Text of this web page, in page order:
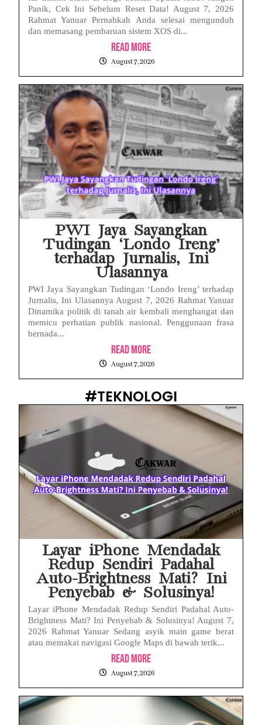
Panik, Cek Ini Sebelum Reset Data! August 7, 2026
Rahmat Yanuar Pernahkah Anda selesai mengunduh
dan memasang pembaruan sistem XOS di...
Read More
August 7, 2026
PWI Jaya Sayangkan
Tudingan ‘Londo Ireng’
terhadap Jurnalis, Ini
Ulasannya
PWI Jaya Sayangkan Tudingan ‘Londo Ireng’ terhadap
Jurnalis, Ini Ulasannya August 7, 2026 Rahmat Yanuar
Dinamika politik di tanah air kembali menghangat dan
memicu perhatian publik nasional. Penggunaan frasa
bernada...
Read More
August 7, 2026
#TEKNOLOGI
Layar iPhone Mendadak
Redup Sendiri Padahal
Auto-Brightness Mati? Ini
Penyebab & Solusinya!
Layar iPhone Mendadak Redup Sendiri Padahal Auto-
Brightness Mati? Ini Penyebab & Solusinya! August 7,
2026 Rahmat Yanuar Sedang asyik main game berat
atau memakai navigasi Google Maps di bawah terik...
Read More
August 7, 2026